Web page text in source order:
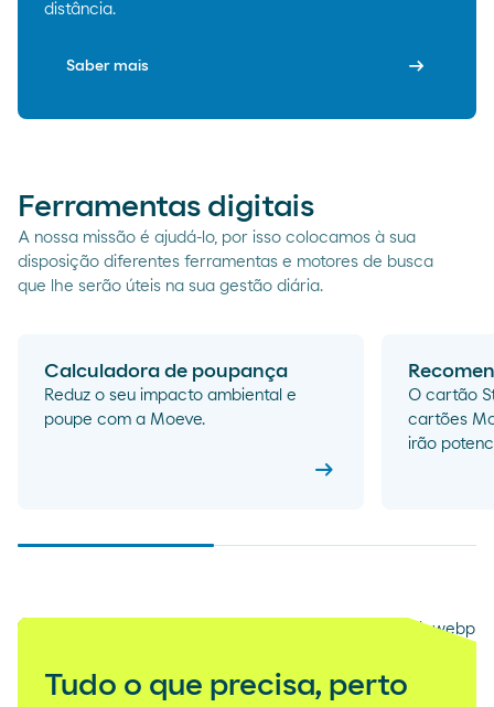
distância.
Saber mais arrow_right_alt
Ferramentas digitais
A nossa missão é ajudá-lo, por isso colocamos à sua
disposição diferentes ferramentas e motores de busca
que lhe serão úteis na sua gestão diária.
Calculadora de poupança
Reduz o seu impacto ambiental e
poupe com a Moeve.
arrow_right_alt
O cartão
cartões
irão
Tudo o que precisa, perto